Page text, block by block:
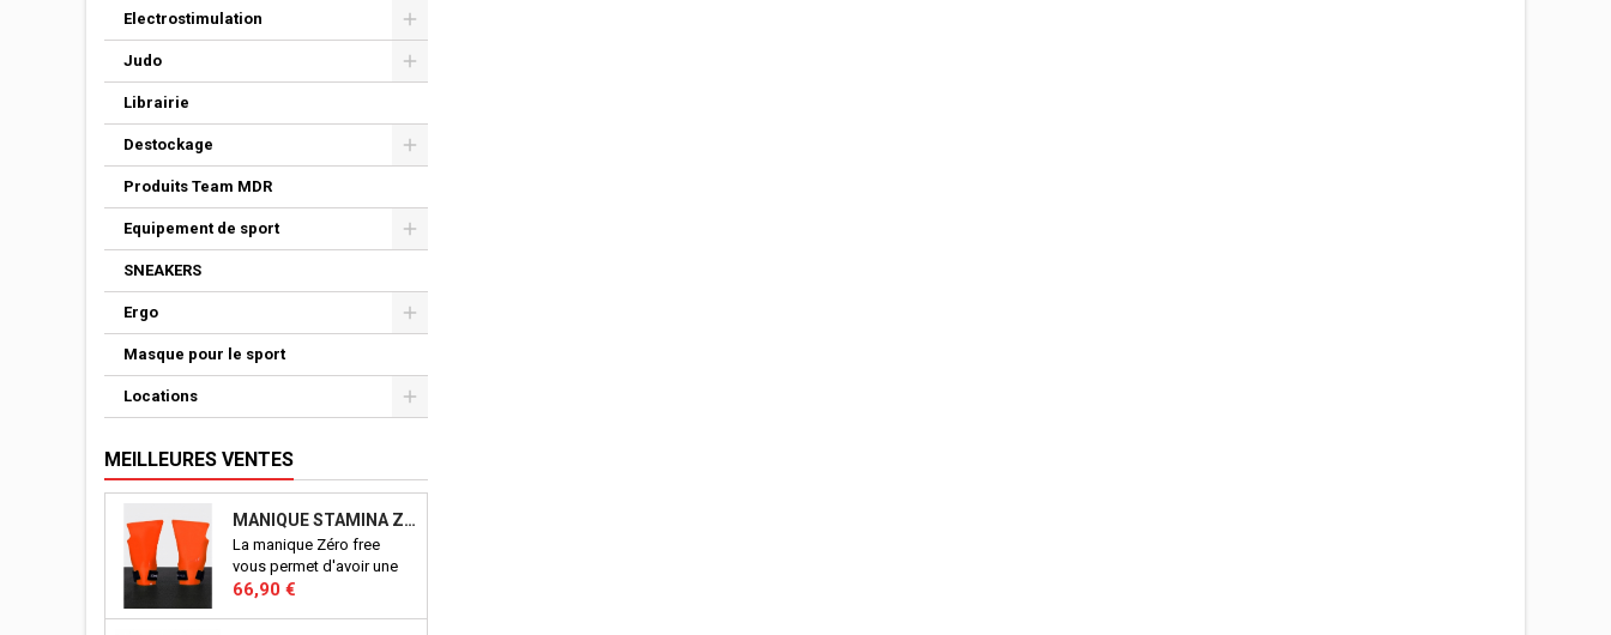
Electrostimulation
Judo
Librairie
Destockage
Produits Team MDR
Equipement de sport
SNEAKERS
Ergo
Masque pour le sport
Locations
MEILLEURES VENTES
MANIQUE STAMINA ZERO FREE
La manique Zéro free
vous permet d'avoir une
excellente prise en mains
Prix
66,90 €